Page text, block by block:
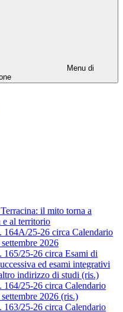
Menu di
il mito torna a
e al territorio
164A/25-26 circa Calendario
2026
165/25-26 circa Esami di
ed esami integrativi
indirizzo di studi (ris.)
164/25-26 circa Calendario
2026 (ris.)
163/25-26 circa Calendario